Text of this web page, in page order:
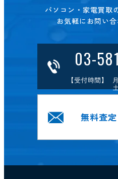
パソコン・家電買取
お気軽にお問い合
03-
【受付時間】
無料査